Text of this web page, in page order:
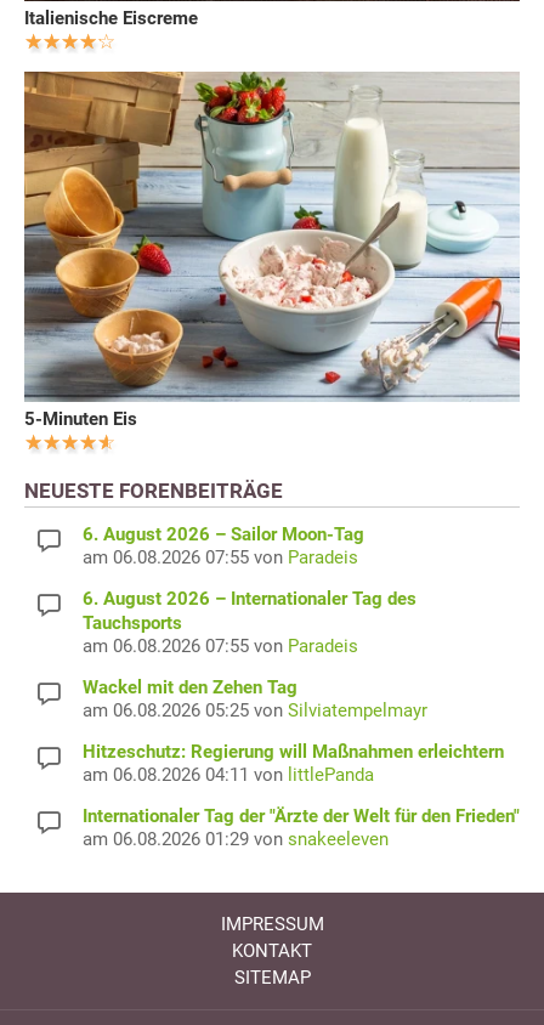
Italienische Eiscreme
5-Minuten Eis
NEUESTE FORENBEITRÄGE
6. August 2026 – Sailor Moon-Tag
am 06.08.2026 07:55 von Paradeis
6. August 2026 – Internationaler Tag des
Tauchsports
am 06.08.2026 07:55 von Paradeis
Wackel mit den Zehen Tag
am 06.08.2026 05:25 von Silviatempelmayr
Hitzeschutz: Regierung will Maßnahmen erleichtern
am 06.08.2026 04:11 von littlePanda
Internationaler Tag der "Ärzte der Welt für den Frieden"
am 06.08.2026 01:29 von snakeeleven
IMPRESSUM
KONTAKT
SITEMAP